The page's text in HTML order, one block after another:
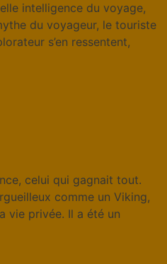
intelligence du voyage,
du voyageur, le touriste
s’en ressentent,
celui qui gagnait tout.
comme un Viking,
vie privée. Il a été un